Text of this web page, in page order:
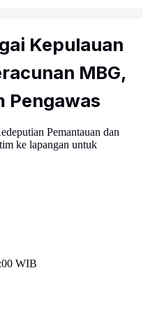
Kepulauan
MBG,
Pengawas
Pemantauan dan
ke lapangan untuk
WIB